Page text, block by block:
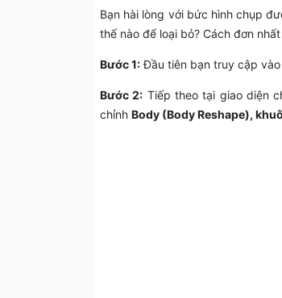
Bạn hài lòng với bức hình chụp
thế nào để loại bỏ? Cách đơn
Bước 1:Đầu tiên bạn truy cập
Bước 2: Tiếp theo tại giao diện
chỉnh Body (Body Reshape),